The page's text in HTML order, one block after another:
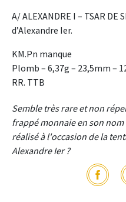
A/ ALEXANDRE I – TSAR DE
d’Alexandre Ier.
KM.Pn manque
Plomb – 6,37g – 23,5mm –
RR. TTB
Semble très rare et non
frappé monnaie en son
réalisé à l'occasion de la
Alexandre Ier ?